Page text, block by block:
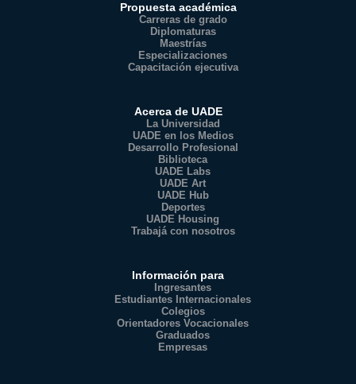
Propuesta académica
Carreras de grado
Diplomaturas
Maestrías
Especializaciones
Capacitación ejecutiva
Acerca de UADE
La Universidad
UADE en los Medios
Desarrollo Profesional
Biblioteca
UADE Labs
UADE Art
UADE Hub
Deportes
UADE Housing
Trabajá con nosotros
Información para
Ingresantes
Estudiantes Internacionales
Colegios
Orientadores Vocacionales
Graduados
Empresas